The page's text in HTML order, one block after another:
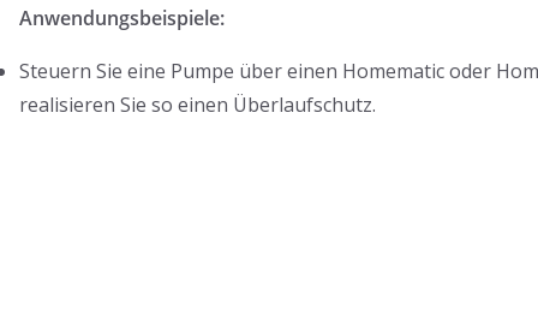
Anwendungsbeispiele:
Steuern Sie eine Pumpe über einen Homematic oder
realisieren Sie so einen Überlaufschutz.